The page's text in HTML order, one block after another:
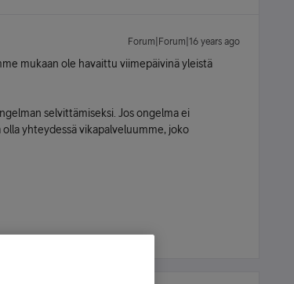
Forum|Forum|16 years ago
mukaan ole havaittu viimepäivinä yleistä
selvittämiseksi. Jos ongelma ei
yhteydessä vikapalveluumme, joko